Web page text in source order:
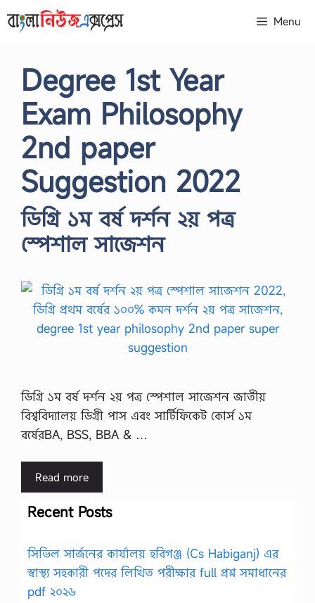
to
Menu
Degree 1st Year
Exam Philosophy
2nd paper
Suggestion 2022
ডিগ্রি ১ম বর্ষ দর্শন ২য় পত্র
স্পেশাল সাজেশন
ডিগ্রি ১ম বর্ষ দর্শন ২য় পত্র স্পেশাল সাজেশন জাতীয়
বিশ্ববিদ্যালয় ডিগ্রী পাস এবং সার্টিফিকেট কোর্স ১ম
বর্ষেরBA, BSS, BBA & …
Read more
Recent Posts
সিভিল সার্জনের কার্যালয় হবিগঞ্জ (Cs Habiganj) এর
স্বাস্থ্য সহকারী পদের লিখিত পরীক্ষার full প্রশ্ন সমাধানের
pdf ২০২৬